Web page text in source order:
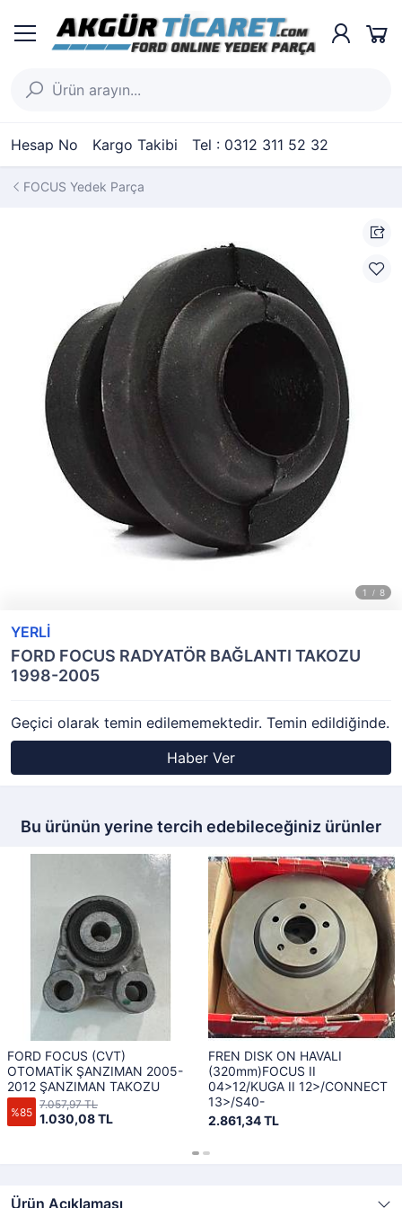
Hesap No Kargo Takibi Tel : 0312 311 52 32
FOCUS Yedek Parça
YERLİ
FORD FOCUS RADYATÖR BAĞLANTI TAKOZU
1998-2005
Geçici olarak temin edilememektedir. Temin edildiğinde.
Haber Ver
Bu ürünün yerine tercih edebileceğiniz ürünler
FORD FOCUS (CVT)
OTOMATİK ŞANZIMAN 2005-
2012 ŞANZIMAN TAKOZU
%85 1.030,08 TL
7.057,97 TL
FREN DISK ON HAVALI
(320mm)FOCUS II
04>12/KUGA II 12>/CONNECT
13>/S40-
2.861,34 TL
Ürün Açıklaması